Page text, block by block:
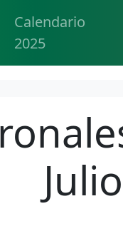
Calendario
2025
Julio